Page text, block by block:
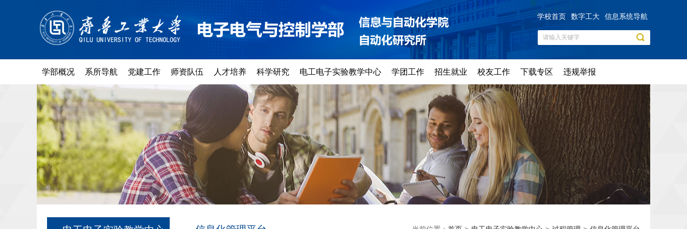
学校首页 数字工大 信息系统导航
学部概况 系所导航 党建工作 师资队伍 人才培养 科学研究 电工电子实验教学中心 学团工作 招生就业 校友工作 下载专区 违规举报